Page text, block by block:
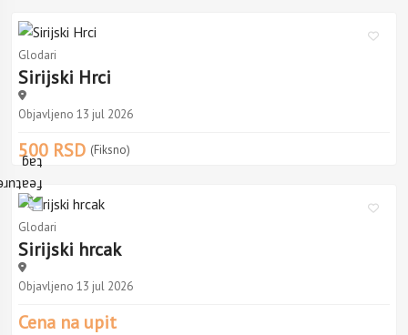
Glodari
Sirijski Hrci
Objavljeno 13 jul 2026
500 RSD (Fiksno)
Glodari
Sirijski hrcak
Objavljeno 13 jul 2026
Cena na upit